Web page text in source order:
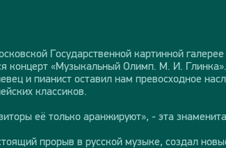
Государственной картинной
концерт «Музыкальный Олимп. М. И. Глинка».
и пианист оставил нам превосходное
классиков.
её только аранжируют», - эта
прорыв в русской музыке, создал